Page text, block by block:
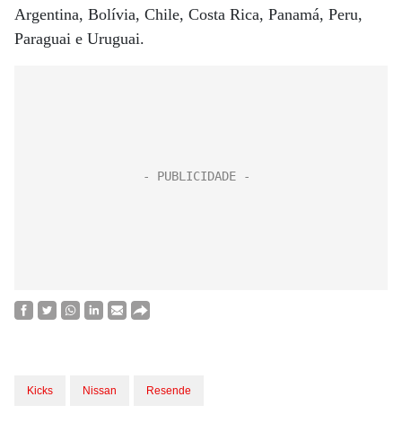
Argentina, Bolívia, Chile, Costa Rica, Panamá, Peru,
Paraguai e Uruguai.
Kicks Nissan Resende